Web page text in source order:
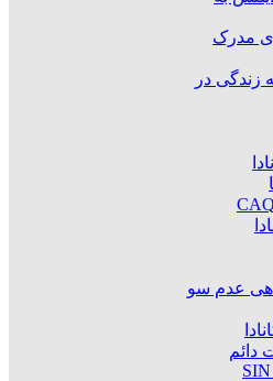
مدرک
زندگی در
عدم سو
دائم